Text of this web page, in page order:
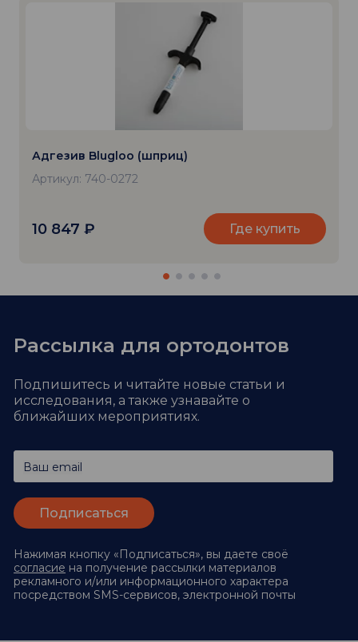
Адгезив Blugloo (шприц)
Артикул: 740-0272
10 847 ₽ Где купить
Рассылка для ортодонтов
Подпишитесь и читайте новые статьи и
исследования, а также узнавайте о
ближайших мероприятиях.
Ваш email
Нажимая кнопку «Подписаться», вы даете своё
согласие на получение рассылки материалов
рекламного и/или информационного характера
посредством SMS-сервисов, электронной почты